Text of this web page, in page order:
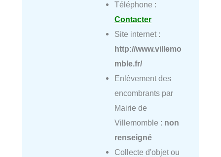
Téléphone :
Contacter
Site internet :
http://www.villemo
mble.fr/
Enlèvement des
encombrants par
Mairie de
Villemomble : non
renseigné
Collecte d'objet ou